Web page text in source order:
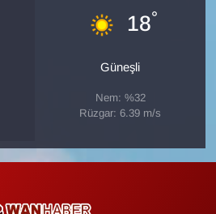
18°
Güneşli
Nem: %32
Rüzgar: 6.39 m/s